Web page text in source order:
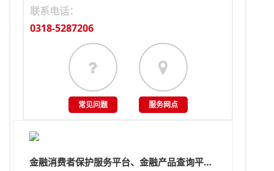
联系电话：
0318-5287206
常见问题 服务网点
金融消费者保护服务平台、金融产品查询平台简介